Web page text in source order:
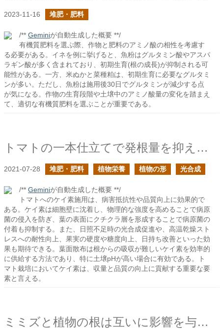
2023-11-16 堆肥・肥料
/** Geminiが自動生成した概要 **/
有機質肥料を選ぶ際、作物と肥料のアミノ酸の相性を考慮す
る必要がある。イネを例に挙げると、魚粉はグルタミン酸やアスパ
ラギン酸が多く含まれており、初期生育(根の成長)が抑制される可
能性がある。一方、米ぬかと菜種粕は、初期生育に必要なグルタミ
ンが多い。ただし、魚粉は施用後30日でグルタミンが減少する点
が気になる。作物の生育段階や土壌中のアミノ酸量の変化を踏まえ
て、適切な有機質肥料を選ぶことが重要である。
トマトの一本仕立てで発根量を抑えることでの懸念
2021-07-28 堆肥・肥料 植物栄養 植物の形 光合成
/** Geminiが自動生成した概要 **/
トマトへのケイ素施用は、病害抵抗性や品質向上に効果的で
ある。ケイ素は細胞壁に沈着し、物理的な強度を高めることで病原
菌の侵入を防ぎ、葉の表面にクチクラ層を形成することで病原菌の
付着も抑制する。また、日照不足時の光合成促進や、高温乾燥スト
レスへの耐性向上、果実の硬度や糖度向上、日持ち改善といった効
果も期待できる。葉面散布は根からの吸収が難しいケイ素を効率的
に供給する方法であり、特に土壌pHが高い場合に有効である。ト
マト栽培においてケイ素は、収量と品質の向上に貢献する重要な要
素と言える。
ミミズと植物の根は互いに影響を与えながら深いところを目指す